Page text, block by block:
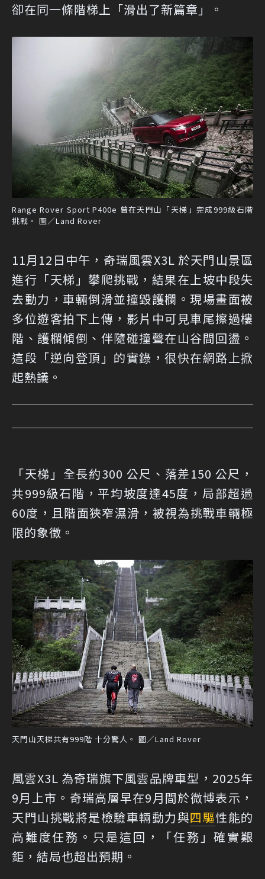
卻在同一條階梯上「滑出了新篇章」。
Range Rover Sport P400e 曾在天門山「天梯」完成999級石階
挑戰。 圖／Land Rover
11月12日中午，奇瑞風雲X3L 於天門山景區
進行「天梯」攀爬挑戰，結果在上坡中段失
去動力，車輛倒滑並撞毀護欄。現場畫面被
多位遊客拍下上傳，影片中可見車尾擦過樓
階、護欄傾倒、伴隨碰撞聲在山谷間回盪。
這段「逆向登頂」的實錄，很快在網路上掀
起熱議。
「天梯」全長約300 公尺、落差150 公尺，
共999級石階，平均坡度達45度，局部超過
60度，且階面狹窄濕滑，被視為挑戰車輛極
限的象徵。
天門山天梯共有999階 十分驚人。 圖／Land Rover
風雲X3L 為奇瑞旗下風雲品牌車型，2025年
9月上市。奇瑞高層早在9月間於微博表示，
天門山挑戰將是檢驗車輛動力與四驅性能的
高難度任務。只是這回，「任務」確實艱
鉅，結局也超出預期。